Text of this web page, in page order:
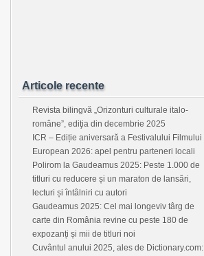
Articole recente
Revista bilingvă „Orizonturi culturale italo-
române”, ediţia din decembrie 2025
ICR – Ediție aniversară a Festivalului Filmului
European 2026: apel pentru parteneri locali
Polirom la Gaudeamus 2025: Peste 1.000 de
titluri cu reducere și un maraton de lansări,
lecturi și întâlniri cu autori
Gaudeamus 2025: Cel mai longeviv târg de
carte din România revine cu peste 180 de
expozanți și mii de titluri noi
Cuvântul anului 2025, ales de Dictionary.com: